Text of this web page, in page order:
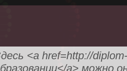
<a href=http://
a> можно